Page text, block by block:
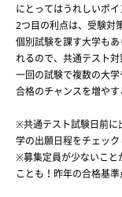
にとってはうれしいポイ
2つ目の利点は、受験対
個別試験を課す大学も
れるので、共通テスト対
一回の試験で複数の大
合格のチャンスを増やす
※共通テスト試験日前に
学の出願日程をチェック
※募集定員が少ないこと
ことも！昨年の合格基